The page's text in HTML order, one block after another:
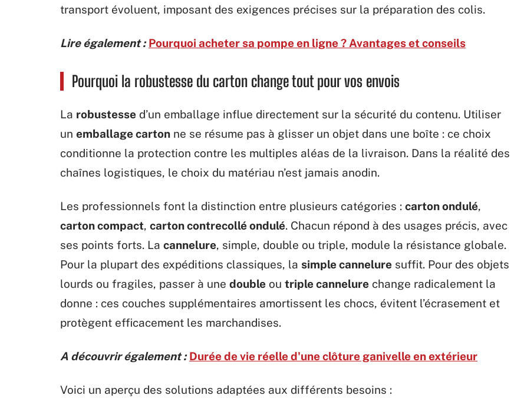
transport évoluent, imposant des exigences précises sur la préparation des colis.
Lire également : Pourquoi acheter sa pompe en ligne ? Avantages et conseils
Pourquoi la robustesse du carton change tout pour vos envois
La robustesse d’un emballage influe directement sur la sécurité du contenu. Utiliser
un emballage carton ne se résume pas à glisser un objet dans une boîte : ce choix
conditionne la protection contre les multiples aléas de la livraison. Dans la réalité des
chaînes logistiques, le choix du matériau n’est jamais anodin.
Les professionnels font la distinction entre plusieurs catégories : carton ondulé,
carton compact, carton contrecollé ondulé. Chacun répond à des usages précis, avec
ses points forts. La cannelure, simple, double ou triple, module la résistance globale.
Pour la plupart des expéditions classiques, la simple cannelure suffit. Pour des objets
lourds ou fragiles, passer à une double ou triple cannelure change radicalement la
donne : ces couches supplémentaires amortissent les chocs, évitent l’écrasement et
protègent efficacement les marchandises.
A découvrir également : Durée de vie réelle d'une clôture ganivelle en extérieur
Voici un aperçu des solutions adaptées aux différents besoins :